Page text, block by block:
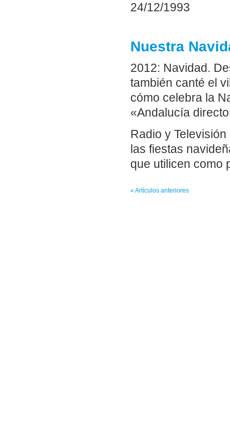
24/12/1993
Nuestra
2012: Navidad.
también canté el
cómo celebra la
«Andalucía
Radio y
las fiestas
que utilicen como
« Artículos anteriores